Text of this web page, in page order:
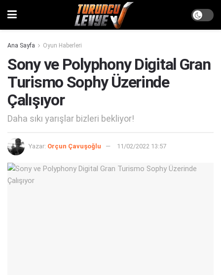
Ana Sayfa Oyun Haberleri
Sony ve Polyphony Digital Gran
Turismo Sophy Üzerinde
Çalışıyor
Daha sıkı yarışlar bizleri bekliyor!
Yazar: Orçun Çavuşoğlu 11/02/2022 13:57